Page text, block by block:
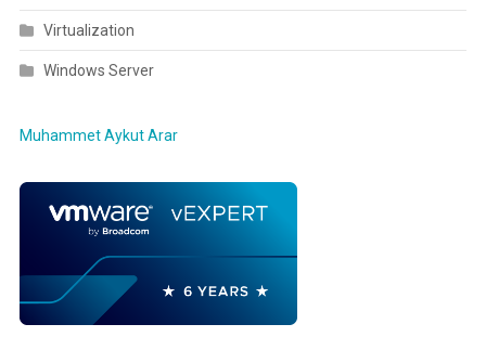
Virtualization
Windows Server
Muhammet Aykut Arar